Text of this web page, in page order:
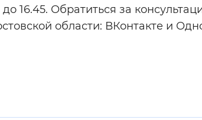
16.45. Обратиться за
области: ВКонтакте и